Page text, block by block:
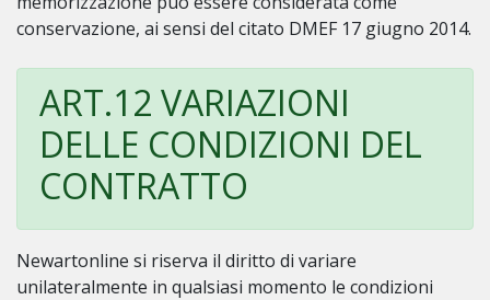
conservazione, ai sensi del citato DMEF 17 giugno 2014.
ART.12 VARIAZIONI
DELLE CONDIZIONI DEL
CONTRATTO
Newartonline si riserva il diritto di variare
unilateralmente in qualsiasi momento le condizioni